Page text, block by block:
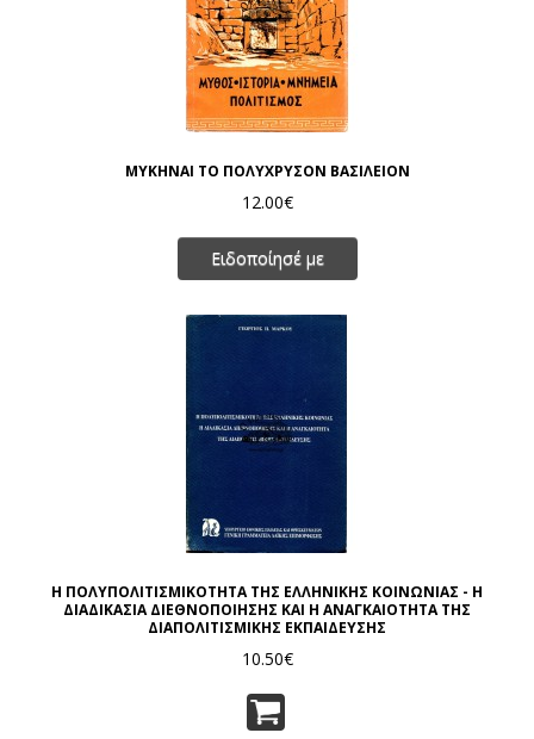
ΜΥΚΗΝΑΙ ΤΟ ΠΟΛΥΧΡΥΣΟΝ ΒΑΣΙΛΕΙΟΝ
12.00€
Ειδοποίησέ με
Η ΠΟΛΥΠΟΛΙΤΙΣΜΙΚΟΤΗΤΑ ΤΗΣ ΕΛΛΗΝΙΚΗΣ ΚΟΙΝΩΝΙΑΣ - Η
ΔΙΑΔΙΚΑΣΙΑ ΔΙΕΘΝΟΠΟΙΗΣΗΣ ΚΑΙ Η ΑΝΑΓΚΑΙΟΤΗΤΑ ΤΗΣ
ΔΙΑΠΟΛΙΤΙΣΜΙΚΗΣ ΕΚΠΑΙΔΕΥΣΗΣ
10.50€